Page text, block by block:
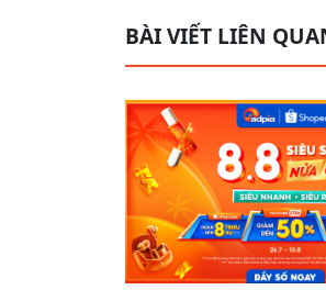
BÀI VIẾT LIÊN